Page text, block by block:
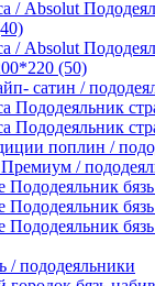
/ Absolut
/ Absolut
(50)
сатин /
Пододеяльник
Пододеяльник
поплин /
Премиум /
Пододеяльник
Пододеяльник
Пододеяльник
/ пододеяльники